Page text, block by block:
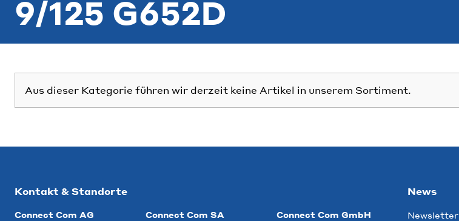
9/125 G652D
Aus dieser Kategorie führen wir derzeit keine Artikel in unserem Sortiment.
Kontakt & Standorte
Connect Com AG
Connect Com SA
Connect Com GmbH
News
Newsletter